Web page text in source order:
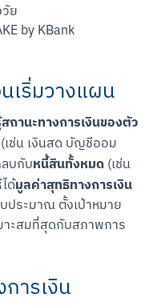
ย
by KBank
เริ่มวางแผน
ถานะทางการเงินของตัว
(เช่น เงินสด บัญชีออม
บกับหนี้สินทั้งหมด (เช่น
ด้มูลค่าสุทธิทางการเงิน
ประมาณ ตั้งเป้าหมาย
าะสมที่สุดกับสภาพการ
ารเงิน